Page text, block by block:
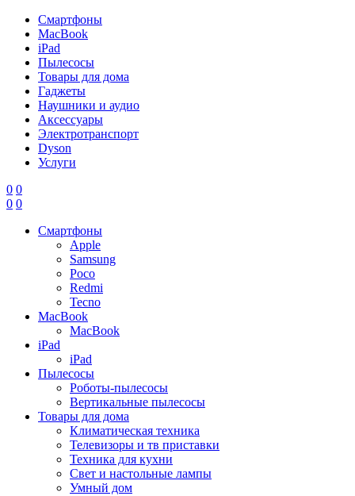
Смартфоны
MacBook
iPad
Пылесосы
Товары для дома
Гаджеты
Наушники и аудио
Аксессуары
Электротранспорт
Dyson
Услуги
0 0
0 0
Смартфоны
Apple
Samsung
Poco
Redmi
Tecno
MacBook
MacBook
iPad
iPad
Пылесосы
Роботы-пылесосы
Вертикальные пылесосы
Товары для дома
Климатическая техника
Телевизоры и тв приставки
Техника для кухни
Свет и настольные лампы
Умный дом